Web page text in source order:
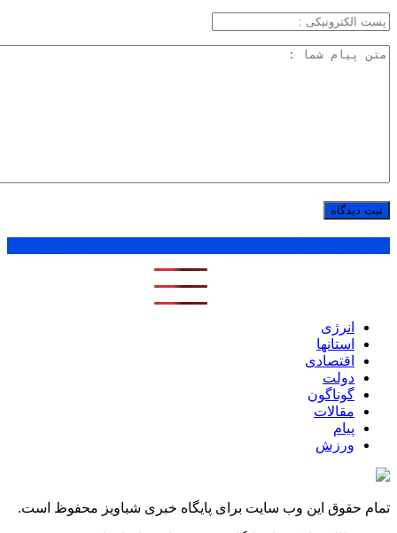
انرژی
استانها
اقتصادی
دولت
گوناگون
مقالات
پیام
ورزش
تمام حقوق این وب سایت برای پایگاه خبری شباویز محفوظ است.